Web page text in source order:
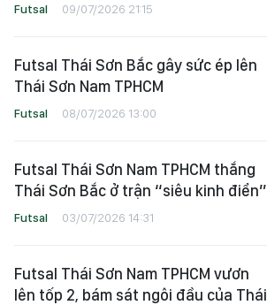
Futsal 09/07/2026 21:15
Futsal Thái Sơn Bắc gây sức ép lên
Thái Sơn Nam TPHCM
Futsal 08/07/2026 13:00
Futsal Thái Sơn Nam TPHCM thắng
Thái Sơn Bắc ở trận “siêu kinh điển”
Futsal 03/07/2026 14:31
Futsal Thái Sơn Nam TPHCM vươn
lên tốp 2, bám sát ngôi đầu của Thái